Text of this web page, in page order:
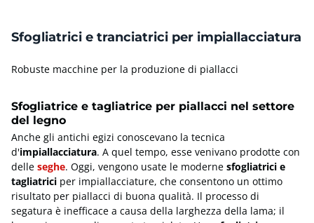
Sfogliatrici e tranciatrici per impiallacciatura
Robuste macchine per la produzione di piallacci
Sfogliatrice e tagliatrice per piallacci nel settore
del legno
Anche gli antichi egizi conoscevano la tecnica
d'impiallacciatura. A quel tempo, esse venivano prodotte con
delle seghe. Oggi, vengono usate le moderne sfogliatrici e
tagliatrici per impiallacciature, che consentono un ottimo
risultato per piallacci di buona qualità. Il processo di
segatura è inefficace a causa della larghezza della lama; il